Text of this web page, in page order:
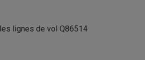
lignes de vol Q86514